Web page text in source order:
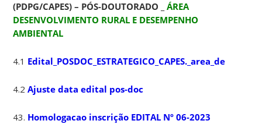
(PDPG/CAPES) – PÓS-DOUTORADO _
ÁREA
DESENVOLVIMENTO RURAL E DESEMPENHO
AMBIENTAL
4.1
4.2Ajuste data edital pos-doc
43. Homologacao inscrição EDITAL Nº 06-2023